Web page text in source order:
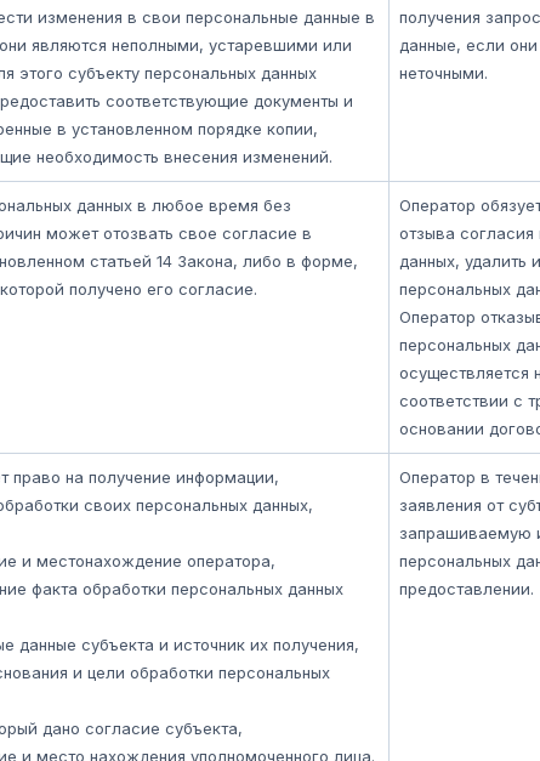
изменения в свои персональные данные в
являются неполными, устаревшими или
этого субъекту персональных данных
соответствующие документы и
в установленном порядке копии,
необходимость внесения изменений.
получения
данные, если
неточными.
данных в любое время без
может отозвать свое согласие в
статьей 14 Закона, либо в форме,
получено его согласие.
Оператор
отзыва согласия
данных, удалить
персональных
Оператор
персональных
осуществляется
соответствии с
основании
право на получение информации,
своих персональных данных,
и местонахождение оператора,
факта обработки персональных данных
данные субъекта и источник их получения,
и цели обработки персональных
дано согласие субъекта,
и место нахождения уполномоченного лица.
Оператор в
заявления от
запрашиваемую
персональных
предоставлении.